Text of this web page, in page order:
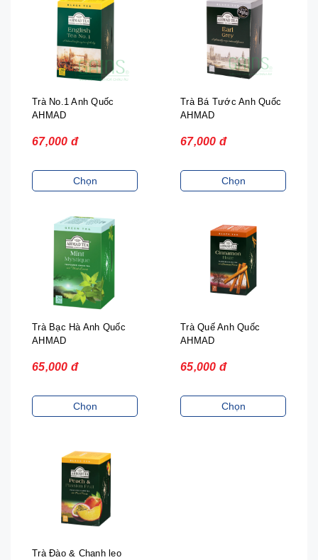
Trà No.1 Anh Quốc
AHMAD
67,000 đ
Chọn
Trà Bá Tước Anh Quốc
AHMAD
67,000 đ
Chọn
Trà Bạc Hà Anh Quốc
AHMAD
65,000 đ
Chọn
Trà Quế Anh Quốc
AHMAD
65,000 đ
Chọn
Trà Đào & Chanh leo